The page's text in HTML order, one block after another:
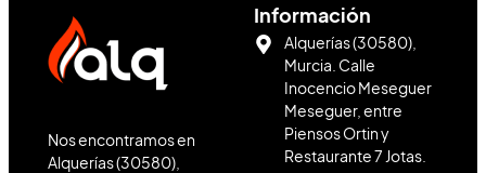
Nos encontramos en
Alquerías (30580),
Información
Alquerías (30580),
Murcia. Calle
Inocencio Meseguer
Meseguer, entre
Piensos Ortin y
Restaurante 7 Jotas.